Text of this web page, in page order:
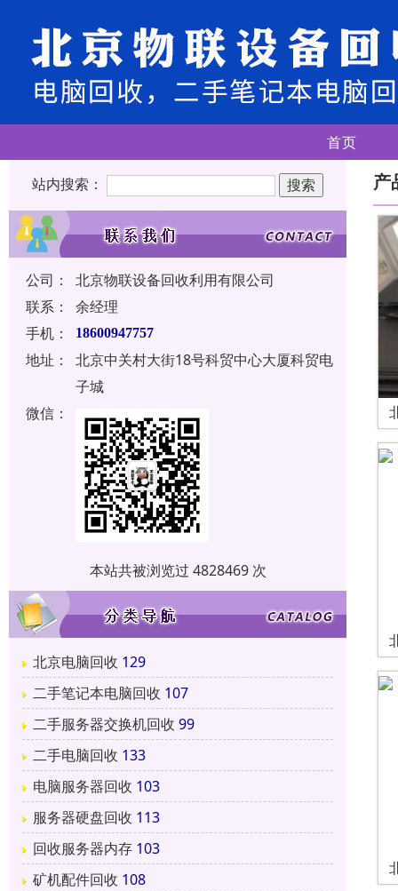
首页
站内搜索：
公司：
北京物联设备回收利用有限公司
联系：
余经理
手机：
18600947757
地址：
北京中关村大街18号科贸中心大厦科贸电
子城
微信：
本站共被浏览过 4828469 次
北京电脑回收 129
二手笔记本电脑回收 107
二手服务器交换机回收 99
二手电脑回收 133
电脑服务器回收 103
服务器硬盘回收 113
回收服务器内存 103
矿机配件回收 108
产